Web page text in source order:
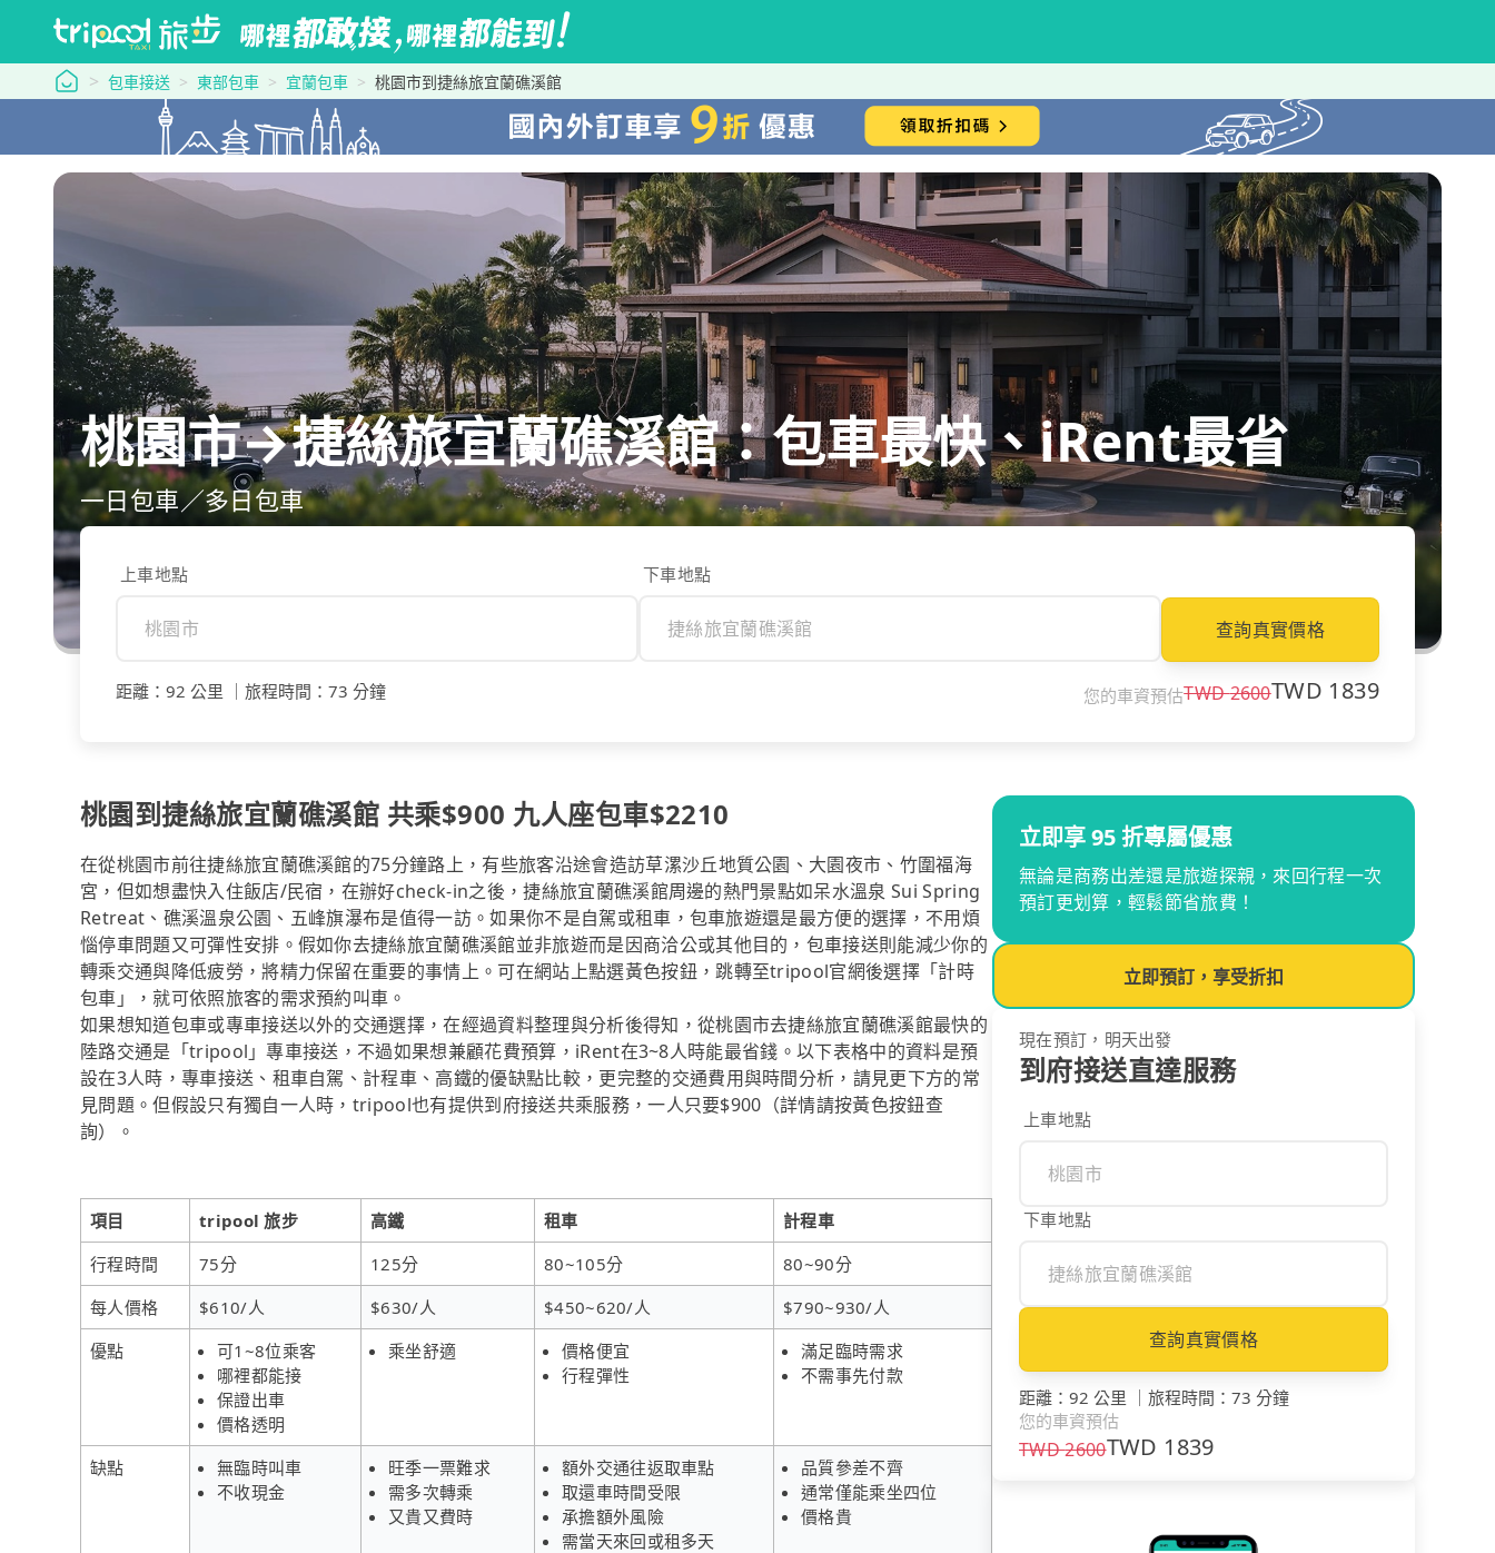
tripool 旅步
包車接送 東部包車 宜蘭包車 桃園市到捷絲旅宜蘭礁溪館
桃園市→捷絲旅宜蘭礁溪館：包車最快、iRent最省
一日包車／多日包車
上車地點 下車地點
查詢真實價格
距離 ： 92 公里 旅程時間 ： 73 分鐘 您的車資預估TWD2600TWD 1839
桃園到捷絲旅宜蘭礁溪館 共乘$900 九人座包車$2210
在從桃園市前往捷絲旅宜蘭礁溪館的75分鐘路上，有些旅客沿途會造訪草漯沙丘地質公園、大園夜市、竹圍福海
宮，但如想盡快入住飯店/民宿，在辦好check-in之後，捷絲旅宜蘭礁溪館周邊的熱門景點如呆水溫泉 Sui Spring
Retreat、礁溪溫泉公園、五峰旗瀑布是值得一訪。如果你不是自駕或租車，包車旅遊還是最方便的選擇，不用煩
惱停車問題又可彈性安排。假如你去捷絲旅宜蘭礁溪館並非旅遊而是因商洽公或其他目的，包車接送則能減少你的
轉乘交通與降低疲勞，將精力保留在重要的事情上。可在網站上點選黃色按鈕，跳轉至tripool官網後選擇「計時
包車」，就可依照旅客的需求預約叫車。
如果想知道包車或專車接送以外的交通選擇，在經過資料整理與分析後得知，從桃園市去捷絲旅宜蘭礁溪館最快的
陸路交通是「tripool」專車接送，不過如果想兼顧花費預算，iRent在3~8人時能最省錢。以下表格中的資料是預
設在3人時，專車接送、租車自駕、計程車、高鐵的優缺點比較，更完整的交通費用與時間分析，請見更下方的常
見問題。但假設只有獨自一人時，tripool也有提供到府接送共乘服務，一人只要$900（詳情請按黃色按鈕查
詢）。
項目 tripool 旅步 高鐵 租車
計程車
行程時間
75分 125分 80~105分
80~90分
每人價格
$610/人 $630/人 $450~620/人
$790~930/人
優點
可1~8位乘客
哪裡都能接
保證出車
價格透明
乘坐舒適
價格便宜
行程彈性
滿足臨時需求
不需事先付款
缺點
無臨時叫車
不收現金
旺季一票難求
需多次轉乘
又貴又費時
額外交通往返取車點
取還車時間受限
承擔額外風險
需當天來回或租多天
品質參差不齊
通常僅能乘坐四位
價格貴
立即享 95 折專屬優惠
無論是商務出差還是旅遊探親，來回行程一次
預訂更划算，輕鬆節省旅費！
立即預訂，享受折扣
現在預訂，明天出發
到府接送直達服務
上車地點
下車地點
查詢真實價格
距離 ： 92 公里 ｜ 旅程時間 ： 73 分鐘
您的車資預估
TWD2600TWD 1839